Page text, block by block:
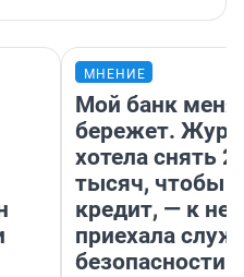
МНЕНИЕ
Мой банк меня
бережет.
хотела снять
тысяч, чтобы
кредит, — к
приехала
безопасности